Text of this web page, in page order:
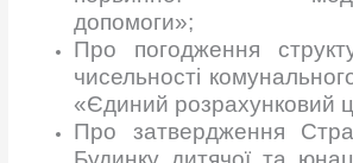
допомоги»;
Про погодження
чисельності
«Єдиний розрахунковий
Про затвердження